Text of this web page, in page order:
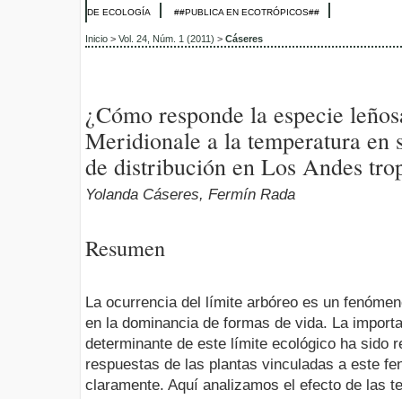
DE ECOLOGÍA ##PUBLICA EN ECOTRÓPICOS##
Inicio > Vol. 24, Núm. 1 (2011) > Cáseres
¿Cómo responde la especie
Meridionale a la temperatura
de distribución en Los Andes
Yolanda Cáseres, Fermín Rada
Resumen
La ocurrencia del límite arbóreo es un
en la dominancia de formas de vida. La
determinante de este límite ecológico ha sido
respuestas de las plantas vinculadas a este
claramente. Aquí analizamos el efecto de las